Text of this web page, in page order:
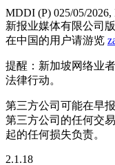
MDDI (P) 025/05/
新报业媒体有限公司
在中国的用户请游览
提醒：新加坡网络业
法律行动。
第三方公司可能在早
第三方公司的任何交
起的任何损失负责。
2.1.18